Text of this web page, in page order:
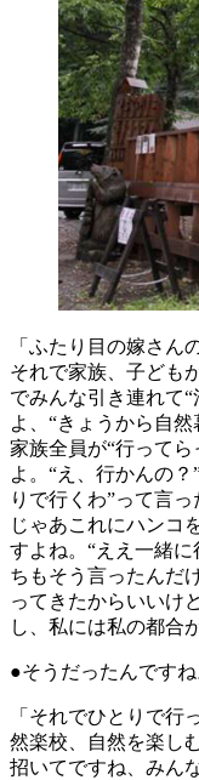
「ふたり目の嫁さん
それで家族、子ども
でみんな引き連れて
よ、“きょうから自
家族全員が“行って
よ。“え、行かんの
りで行くわ”って言
じゃあこれにハンコ
すよね。“ええ一緒
ちもそう言ったんだ
ってきたからいいけ
し、私には私の都合
●そうだったんですね
「それでひとりで行
然楽校、自然を楽し
招いてですね、みん